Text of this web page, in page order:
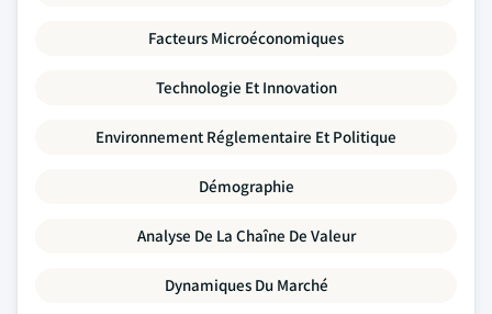
Facteurs Microéconomiques
Technologie Et Innovation
Environnement Réglementaire Et Politique
Démographie
Analyse De La Chaîne De Valeur
Dynamiques Du Marché